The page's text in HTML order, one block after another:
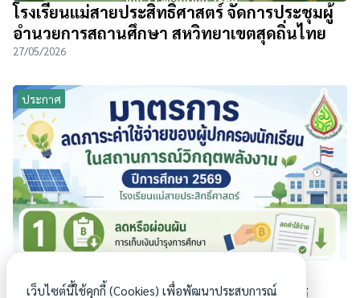
โรงเรียนแม่สายประสิทธิ์ศาสตร์ จัดการประชุมผู้
อำนวยการสถานศึกษา สหวิทยาเขตสุดถิ่นไทย
27/05/2026
ประกาศ
นักเรียน ในสถานการณ์วิกฤตพลังงาน ปีการ
เว็บไซต์นี้ใช้คุกกี้ (Cookies) เพื่อพัฒนาประสบการณ์